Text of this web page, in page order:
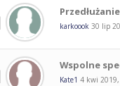
karkoook 30 lip
Wspolne
Kate1 4 kwi